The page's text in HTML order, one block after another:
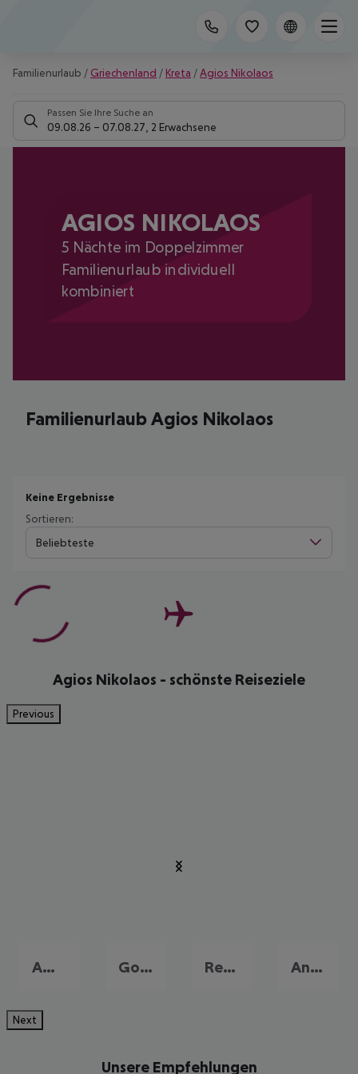
Familienurlaub / Griechenland / Kreta /Agios Nikolaos
Passen Sie Ihre Suche an
09.08.26 – 07.08.27 2 Erwachsene
AGIOS NIKOLAOS
5 Nächte im Doppelzimmer
Familienurlaub individuell
kombiniert
Familienurlaub Agios Nikolaos
Keine Ergebnisse
Sortieren:
Beliebteste
Agios Nikolaos - schönste Reiseziele
Previous
Amoudara Gouves Rethymnon Analypsi
Next
Unsere Empfehlungen